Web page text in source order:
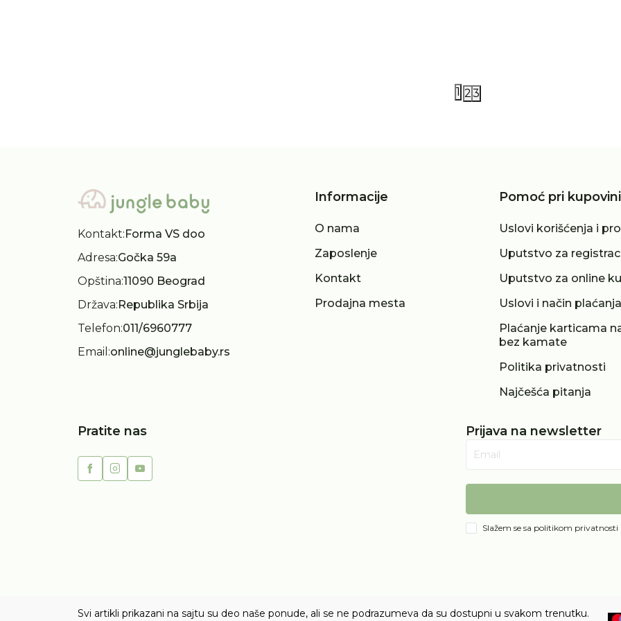
1 23
Kontakt:Forma VS doo
Adresa:Gočka 59a
Opština:11090 Beograd
Država:Republika Srbija
Telefon:011/6960777
Email:online@junglebaby.rs
Informacije
O nama
Zaposlenje
Kontakt
Prodajna mesta
Pomoć pri kupovini
Uslovi korišćenja i
Uputstvo za
Uputstvo za online
Uslovi i način plaćanja
Plaćanje karticama
bez kamate
Politika privatnosti
Najčešća pitanja
Pratite nas Prijava na newsletter
Email
Slažem se sa politikom privatnosti
Svi artikli prikazani na sajtu su deo naše ponude, ali se ne podrazumeva da su dostupni u svakom trenutku.